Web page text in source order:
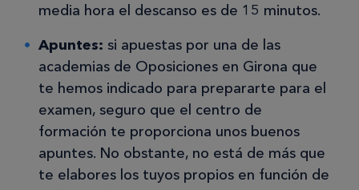
media hora el descanso es de 15 minutos.
Apuntes: si apuestas por una de las
academias de Oposiciones en Girona que
te hemos indicado para prepararte para el
examen, seguro que el centro de
formación te proporciona unos buenos
apuntes. No obstante, no está de más que
te elabores los tuyos propios en función de